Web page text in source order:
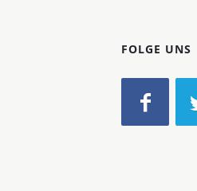
FOLGE UNS